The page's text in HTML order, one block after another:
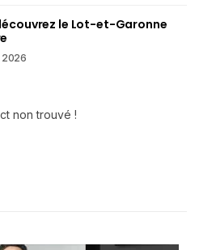
le Lot-et-Garonne
2026
non trouvé !